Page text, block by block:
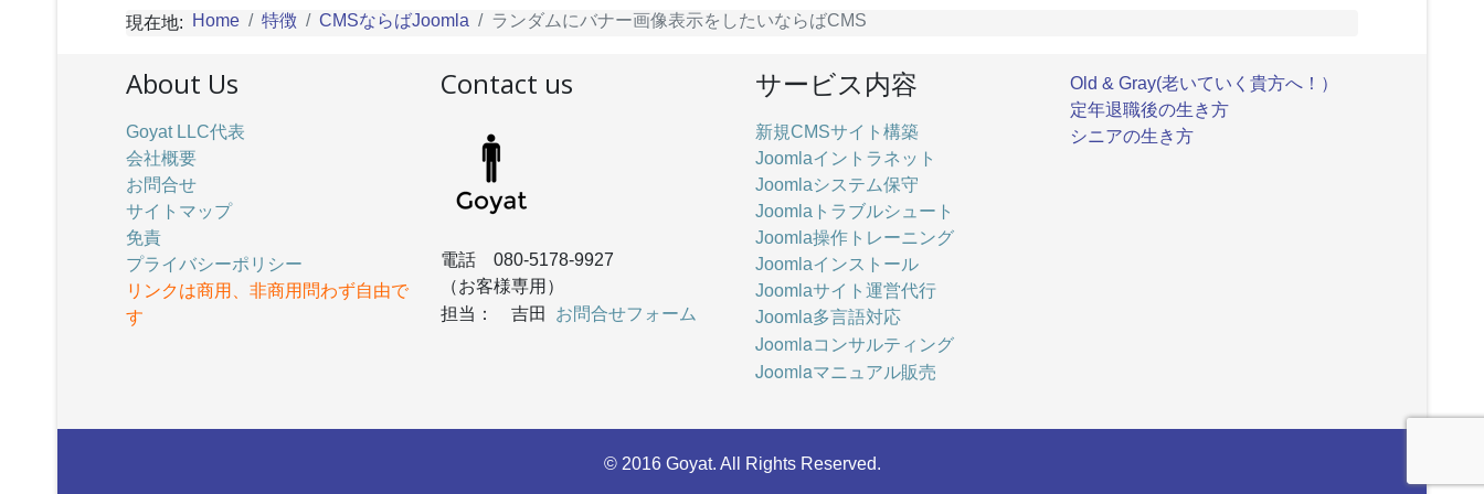
現在地: Home 特徴 CMSならばJoomla ランダムにバナー画像表示をしたいならばCMS
About Us
Goyat LLC代表
会社概要
お問合せ
サイトマップ
免責
プライバシーポリシー
リンクは商用、非商用問わず自由で
す
Contact us
電話 080-5178-9927
（お客様専用）
担当： 吉田 お問合せフォーム
サービス内容
新規CMSサイト構築
Joomlaイントラネット
Joomlaシステム保守
Joomlaトラブルシュート
Joomla操作トレーニング
Joomlaインストール
Joomlaサイト運営代行
Joomla多言語対応
Joomlaコンサルティング
Joomlaマニュアル販売
Old & Gray(老いていく貴方へ！）
定年退職後の生き方
シニアの生き方
© 2016 Goyat. All Rights Reserved.